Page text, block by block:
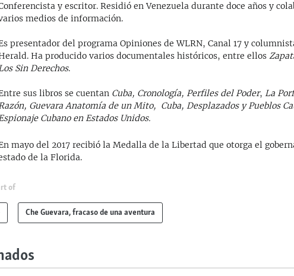
y escritor. Residió en Venezuela durante doce años y
medios de información.
presentador del programa Opiniones de WLRN, Canal 17 y
Ha producido varios documentales históricos, entre ellos
Sin Derechos.
sus libros se cuentan Cuba, Cronología, Perfiles del Poder,La
Guevara Anatomía de un Mito, Cuba, Desplazados y Pueblos
Cubano en Estados Unidos.
mayo del 2017 recibió la Medalla de la Libertad que otorga el
de la Florida.
of
Che Guevara, fracaso de una aventura